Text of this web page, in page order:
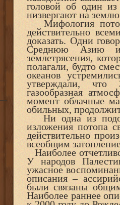
головой об один
низвергают на
Мифология
действительно
доказать. Одни
Среднюю Азию и
землетрясения,
полагали, будто
океанов
утверждали,
газообразная
момент облачные
обильных,
Ни одна из
изложения потопа
действительно
всеобщим
Наиболее
У народов
ужасное
описания –
были связаны
Наиболее раннее